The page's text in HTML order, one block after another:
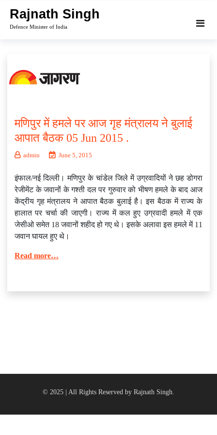
content
Rajnath Singh
Defence Minister of India
मणिपुर में हमले पर आज गृह मंत्रालय ने बुलाई
आपात बैठक 05 Jun 2015 .
admin June 5, 2015
इंफाल/नई दिल्ली। मणिपुर के चांडेल जिले में उग्रवादियों ने छह डोगरा
रेजीमेंट के जवानों के गश्ती दल पर गुरुवार को भीषण हमले के बाद आज
केंद्रीय गृह मंत्रालय ने आपात बैठक बुलाई है। इस बैठक में राज्य के
हालात पर चर्चा की जाएगी। राज्य में कल हुए उग्रवादी हमले में एक
जेसीओ समेत 18 जवानों शहीद हो गए थे। इसके अलावा इस हमले में 11
जवान घायल हुए थे।
Read more…
© 2025 | All Rights Reserved by Rajnath Singh.